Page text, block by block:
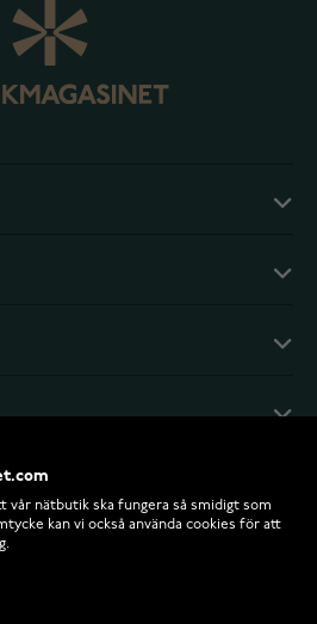
vår nätbutik ska fungera så smidigt som
kan vi också använda cookies för att